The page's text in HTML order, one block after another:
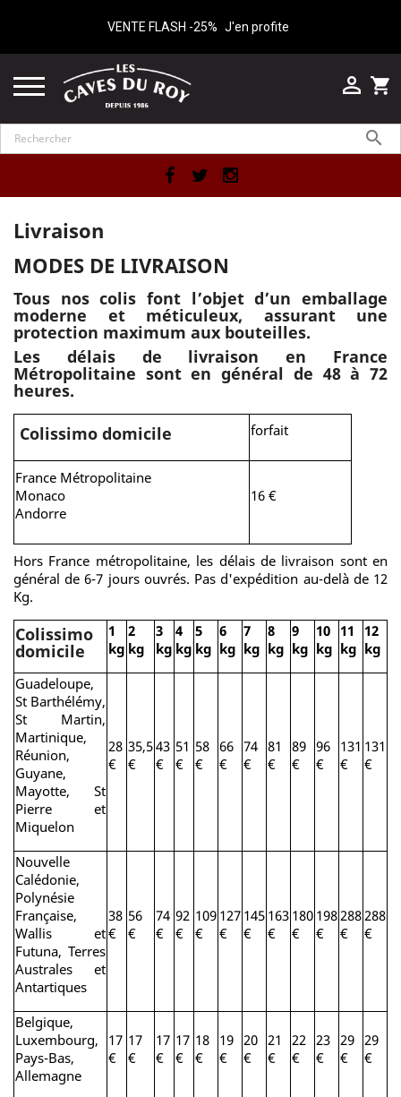
VENTE FLASH -25% J'en profite
shopping_cart


Facebook
Livraison
MODES DE LIVRAISON
Tous nos colis font l’objet d’un emballage
moderne et méticuleux, assurant une
protection maximum aux bouteilles.
Les délais de livraison en France
Métropolitaine sont en général de 48 à 72
heures.
Colissimo domicile
forfait
France Métropolitaine
Monaco
Andorre
16 €
Hors France métropolitaine, les délais de livraison sont en
général de 6-7 jours ouvrés. Pas d'expédition au-delà de 12
Kg.
Colissimo
domicile
1
kg
2
kg
3
kg
4
kg
5
kg
6
kg
7
kg
8
kg
9
kg
10
kg
11
kg
12
kg
Guadeloupe,
St Barthélémy,
St Martin,
Martinique,
Réunion,
Guyane,
Mayotte, St
Pierre et
Miquelon
28
€
35,5
€
43
€
51
€
58
€
66
€
74
€
81
€
89
€
96
€
131
€
131
€
Nouvelle
Calédonie,
Polynésie
Française,
Wallis et
Futuna, Terres
Australes et
Antartiques
38
€
56
€
74
€
92
€
109
€
127
€
145
€
163
€
180
€
198
€
288
€
288
€
Belgique,
Luxembourg,
Pays-Bas,
Allemagne
17
€
17
€
17
€
17
€
18
€
19
€
20
€
21
€
22
€
23
€
29
€
29
€